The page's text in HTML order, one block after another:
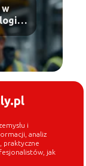
w
i
analiz
praktyczne
jak